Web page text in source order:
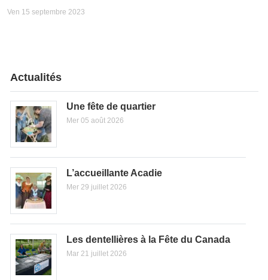
Ven 15 septembre 2023
Actualités
Une fête de quartier
Mer 05 août 2026
L’accueillante Acadie
Mer 29 juillet 2026
Les dentellières à la Fête du Canada
Mar 21 juillet 2026